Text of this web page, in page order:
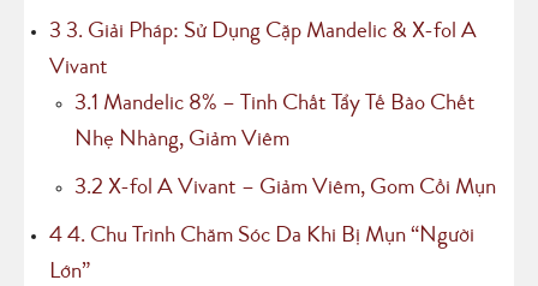
3 3. Giải Pháp: Sử Dụng Cặp Mandelic & X-fol A
Vivant
3.1 Mandelic 8% – Tinh Chất Tẩy Tế Bào Chết
Nhẹ Nhàng, Giảm Viêm
3.2 X-fol A Vivant – Giảm Viêm, Gom Cồi Mụn
4 4. Chu Trình Chăm Sóc Da Khi Bị Mụn “Người
Lớn”